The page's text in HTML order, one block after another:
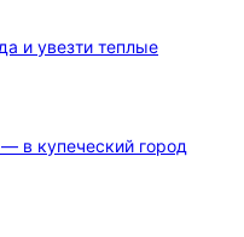
и увезти теплые